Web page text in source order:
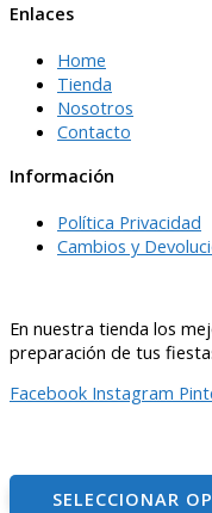
Enlaces
Home
Tienda
Nosotros
Contacto
Información
Política Privacidad
Cambios y
En nuestra tienda los
preparación de tus
Facebook Instagram
© 2021–
SELECCIONAR